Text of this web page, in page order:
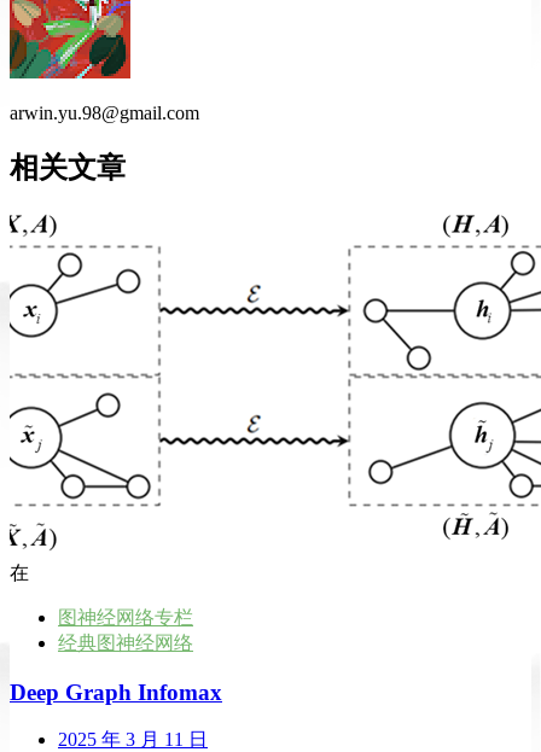
arwin.yu.98@gmail.com
相关文章
在
图神经网络专栏
经典图神经网络
Deep Graph Infomax
2025 年 3 月 11 日